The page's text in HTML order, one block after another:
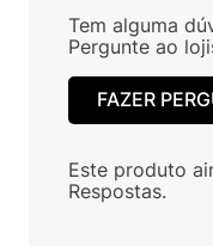
Tem alguma
Pergunte ao
FAZER
Este produto
Respostas.